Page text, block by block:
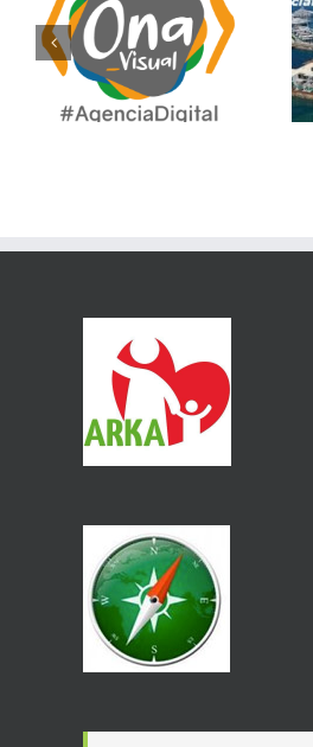
Enhorabuena a CMV
Architects por su
nominación
internacional.